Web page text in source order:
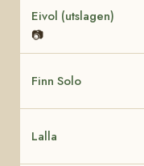
Eivol (utslagen)
📷
Finn Solo
Lalla